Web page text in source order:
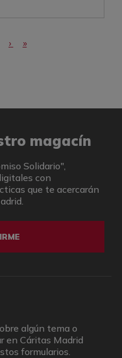
actual
Siguiente página
› Última página
»
magacín
Solidario",
con
que te acercarán
algún tema o
en Cáritas Madrid
formularios.